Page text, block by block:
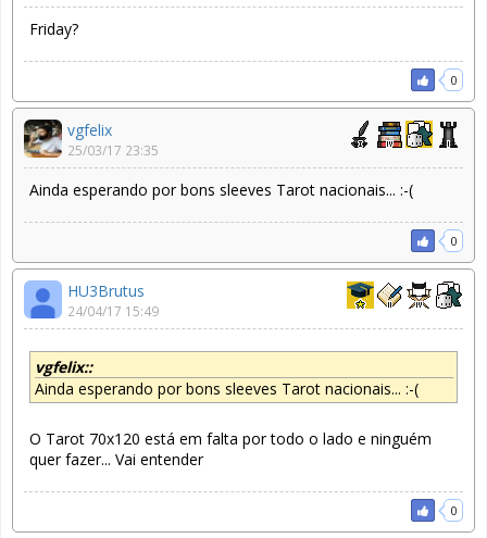
Friday?
0
vgfelix
25/03/17 23:35
Ainda esperando por bons sleeves Tarot nacionais... :-(
0
HU3Brutus
24/04/17 15:49
vgfelix::
Ainda esperando por bons sleeves Tarot nacionais... :-(
O Tarot 70x120 está em falta por todo o lado e ninguém
quer fazer... Vai entender
0